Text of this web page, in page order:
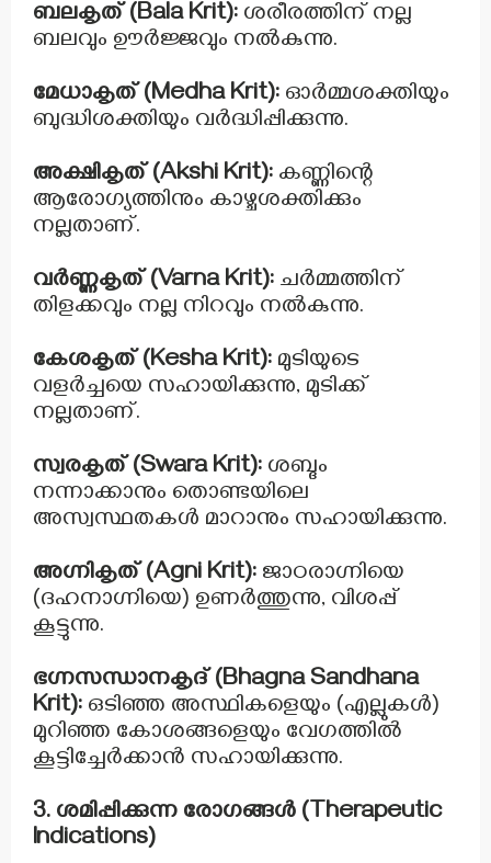
ബലകൃത് (Bala Krit): ശരീരത്തിന് നല്ല
ബലവും ഊർജ്ജവും നൽകുന്നു.
മേധാകൃത് (Medha Krit): ഓർമ്മശക്തിയും
ബുദ്ധിശക്തിയും വർദ്ധിപ്പിക്കുന്നു.
അക്ഷികൃത് (Akshi Krit): കണ്ണിന്റെ
ആരോഗ്യത്തിനും കാഴ്ചശക്തിക്കും
നല്ലതാണ്.
വർണ്ണകൃത് (Varna Krit): ചർമ്മത്തിന്
തിളക്കവും നല്ല നിറവും നൽകുന്നു.
കേശകൃത് (Kesha Krit): മുടിയുടെ
വളർച്ചയെ സഹായിക്കുന്നു, മുടിക്ക്
നല്ലതാണ്.
സ്വരകൃത് (Swara Krit): ശബ്ദം
നന്നാക്കാനും തൊണ്ടയിലെ
അസ്വസ്ഥതകൾ മാറാനും സഹായിക്കുന്നു.
അഗ്നികൃത് (Agni Krit): ജാഠരാഗ്നിയെ
(ദഹനാഗ്നിയെ) ഉണർത്തുന്നു, വിശപ്പ്
കൂട്ടുന്നു.
ഭഗ്നസന്ധാനകൃദ് (Bhagna Sandhana
Krit): ഒടിഞ്ഞ അസ്ഥികളെയും (എല്ലുകൾ)
മുറിഞ്ഞ കോശങ്ങളെയും വേഗത്തിൽ
കൂട്ടിച്ചേർക്കാൻ സഹായിക്കുന്നു.
3. ശമിപ്പിക്കുന്ന രോഗങ്ങൾ (Therapeutic
Indications)